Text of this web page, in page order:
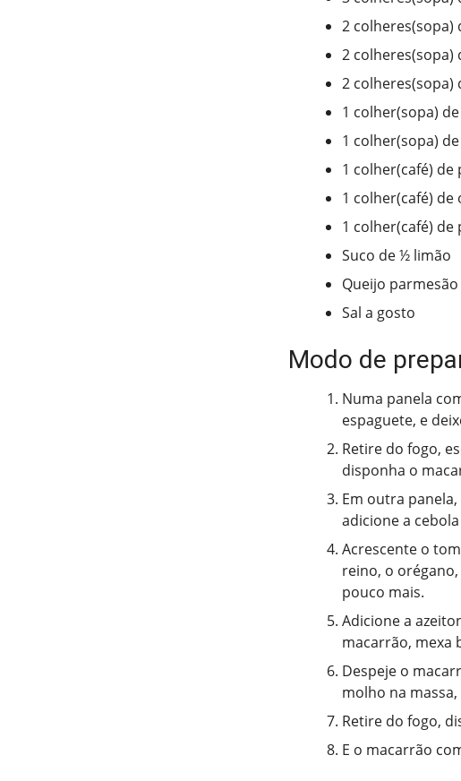
2 colheres(sopa)
2 colheres(sopa)
2 colheres(sopa)
1 colher(sopa)
1 colher(sopa)
1 colher(café)
1 colher(café) de
1 colher(café)
Suco de ½ limão
Queijo
Sal a gosto
Modo de
Numa panela
espaguete, e
Retire do fogo,
disponha o
Em outra
adicione a
Acrescente o
reino, o
pouco mais.
Adicione a
macarrão, mexa
Despeje o
molho na
Retire do fogo,
E o macarrão